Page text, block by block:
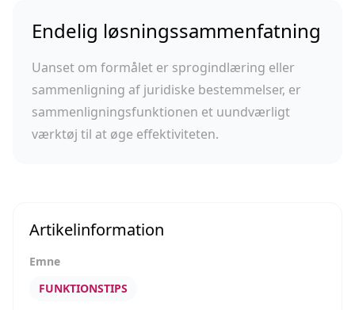
Endelig løsningssammenfatning
Uanset om formålet er sprogindlæring eller
sammenligning af juridiske bestemmelser, er
sammenligningsfunktionen et uundværligt
værktøj til at øge effektiviteten.
Artikelinformation
Emne
FUNKTIONSTIPS